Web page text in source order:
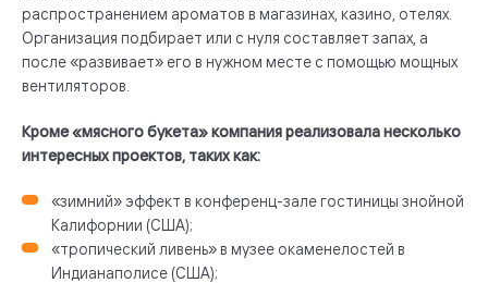
распространением ароматов в магазинах, казино, отелях.
Организация подбирает или с нуля составляет запах, а
после «развивает» его в нужном месте с помощью мощных
вентиляторов.
Кроме «мясного букета» компания реализовала несколько
интересных проектов, таких как:
«зимний» эффект в конференц-зале гостиницы знойной
Калифорнии (США);
«тропический ливень» в музее окаменелостей в
Индианаполисе (США);